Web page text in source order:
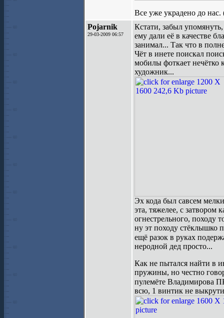
Все уже украдено до нас.
Pojarnik
29-03-2009 06:57
Кстати, забыл
ему дали её в качестве
занимал... Так что в
Чёт в инете поискал
мобилы фоткает нечётко
художник...
Эх кода был савсем
эта, тяжелее, с затвором
огнестрельного, походу
ну эт походу стёклышко
ещё разок в руках
неродной дед просто...
Как не пытался найти в
пружины, но честно
пулемёте Владимирова
всю, 1 винтик не